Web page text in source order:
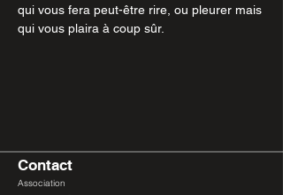
qui vous fera peut-être rire, ou pleurer mais
qui vous plaira à coup sûr.
Contact
Association